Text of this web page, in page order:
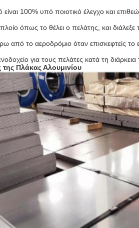
είναι 100% υπό ποιοτικό έλεγχο και
όπως το θέλει ο πελάτης, και διάλεξε
από το αεροδρόμιο όταν επισκεφτείς το
για τους πελάτες κατά τη
της Πλάκας Αλουμινίου